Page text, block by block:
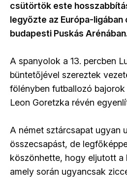
csütörtök este
legyőzte az Európa-ligában
budapesti Puskás
A spanyolok a 13. percben
büntetőjével szereztek
fölényben futballozó
Leon Goretzka révén
A német sztárcsapat ugyan
összecsapást, de
köszönhette, hogy eljutott a
amely során ugyancsak